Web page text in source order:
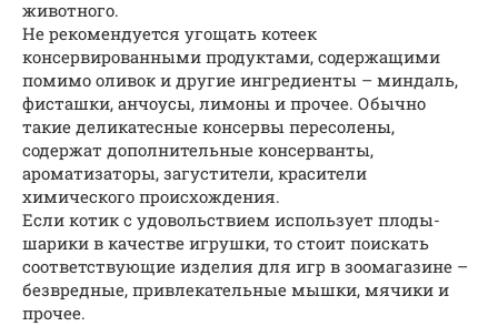
животного.
Не рекомендуется угощать котеек
консервированными продуктами, содержащими
помимо оливок и другие ингредиенты – миндаль,
фисташки, анчоусы, лимоны и прочее. Обычно
такие деликатесные консервы пересолены,
содержат дополнительные консерванты,
ароматизаторы, загустители, красители
химического происхождения.
Если котик с удовольствием использует плоды-
шарики в качестве игрушки, то стоит поискать
соответствующие изделия для игр в зоомагазине –
безвредные, привлекательные мышки, мячики и
прочее.